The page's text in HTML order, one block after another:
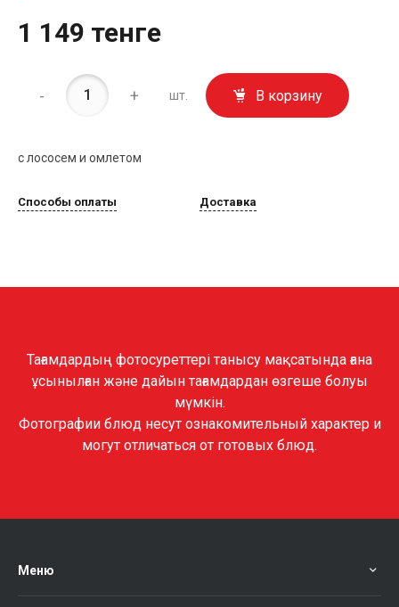
1 149 тенге
- + шт. В корзину
с лососем и омлетом
Способы оплаты Доставка
Тағамдардың фотосуреттері танысу мақсатында ғана
ұсынылған және дайын тағамдардан өзгеше болуы
мүмкін.
Фотографии блюд несут ознакомительный характер и
могут отличаться от готовых блюд.
Меню